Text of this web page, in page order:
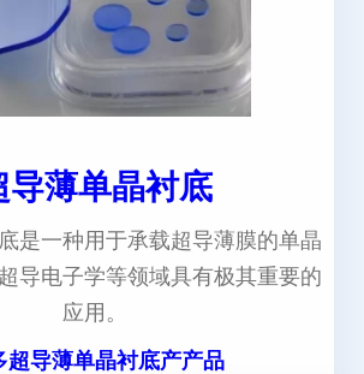
导薄单晶衬底
是一种用于承载超导薄膜的单晶
导电子学等领域具有极其重要的
应用。
超导薄单晶衬底产产品